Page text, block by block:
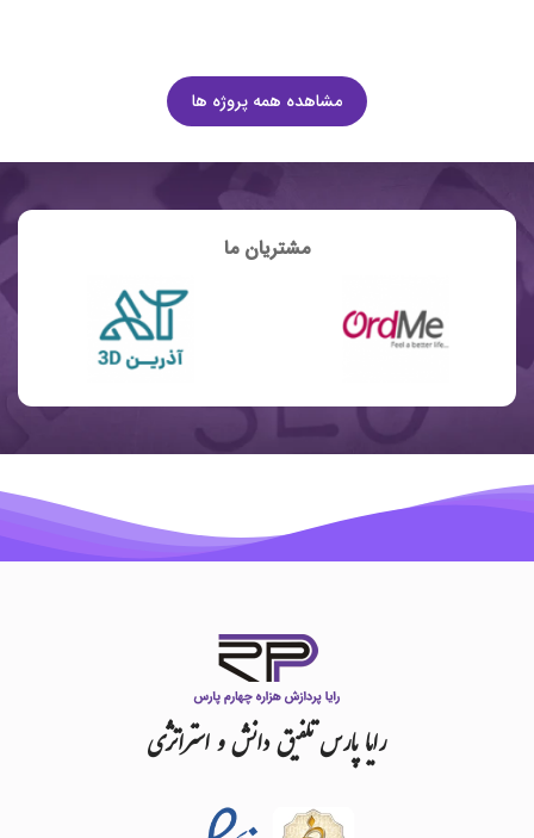
مشاهده همه پروژه ها
مشتریان ما
رایاپارستلفیقدانشواستراتژی